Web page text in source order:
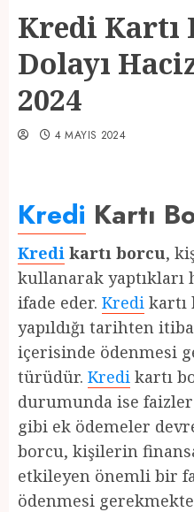
Kredi Kartı
Dolayı
2024
4 MAYIS 2024
Kredi Kartı
Kredi kartı borcu,
kullanarak yaptıkları
ifade eder. Kredi kartı
yapıldığı tarihten
içerisinde ödenmesi
türüdür. Kredi kartı
durumunda ise
gibi ek ödemeler
borcu, kişilerin
etkileyen önemli bir
ödenmesi